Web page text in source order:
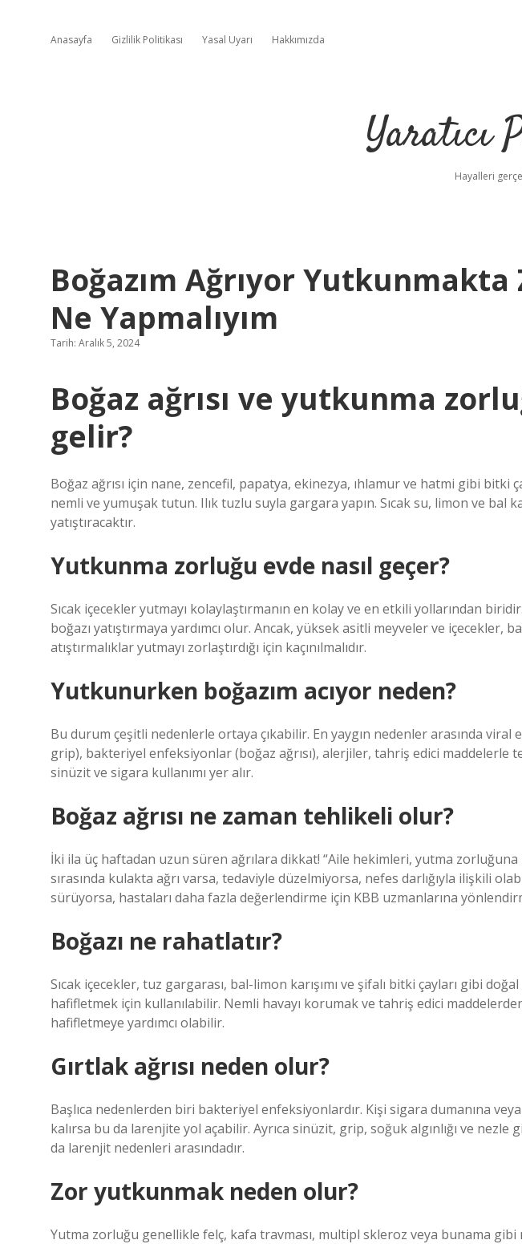
Anasayfa Gizlilik Politikası Yasal Uyarı Hakkımızda
Yaratıcı
Hayalleri
Boğazım Ağrıyor
Ne Yapmalıyım
Tarih: Aralık 5, 2024
Boğaz ağrısı ve yutkunma
gelir?
Boğaz ağrısı için nane, zencefil, papatya, ekinezya, ıhlamur ve hatmi gibi bitki
nemli ve yumuşak tutun. Ilık tuzlu suyla gargara yapın. Sıcak su, limon ve bal
yatıştıracaktır.
Yutkunma zorluğu evde nasıl geçer?
Sıcak içecekler yutmayı kolaylaştırmanın en kolay ve en etkili yollarından biridir.
boğazı yatıştırmaya yardımcı olur. Ancak, yüksek asitli meyveler ve içecekler,
atıştırmalıklar yutmayı zorlaştırdığı için kaçınılmalıdır.
Yutkunurken boğazım acıyor neden?
Bu durum çeşitli nedenlerle ortaya çıkabilir. En yaygın nedenler arasında viral
grip), bakteriyel enfeksiyonlar (boğaz ağrısı), alerjiler, tahriş edici maddelerle
sinüzit ve sigara kullanımı yer alır.
Boğaz ağrısı ne zaman tehlikeli olur?
İki ila üç haftadan uzun süren ağrılara dikkat! “Aile hekimleri, yutma zorluğuna
sırasında kulakta ağrı varsa, tedaviyle düzelmiyorsa, nefes darlığıyla ilişkili
sürüyorsa, hastaları daha fazla değerlendirme için KBB uzmanlarına
Boğazı ne rahatlatır?
Sıcak içecekler, tuz gargarası, bal-limon karışımı ve şifalı bitki çayları gibi
hafifletmek için kullanılabilir. Nemli havayı korumak ve tahriş edici maddelerden
hafifletmeye yardımcı olabilir.
Gırtlak ağrısı neden olur?
Başlıca nedenlerden biri bakteriyel enfeksiyonlardır. Kişi sigara dumanına
kalırsa bu da larenjite yol açabilir. Ayrıca sinüzit, grip, soğuk algınlığı ve nezle
da larenjit nedenleri arasındadır.
Zor yutkunmak neden olur?
Yutma zorluğu genellikle felç, kafa travması, multipl skleroz veya bunama